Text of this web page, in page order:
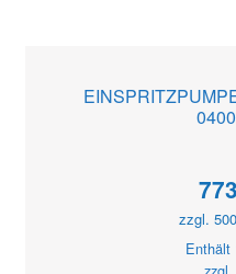
zzgl.
Enthält
zzgl.